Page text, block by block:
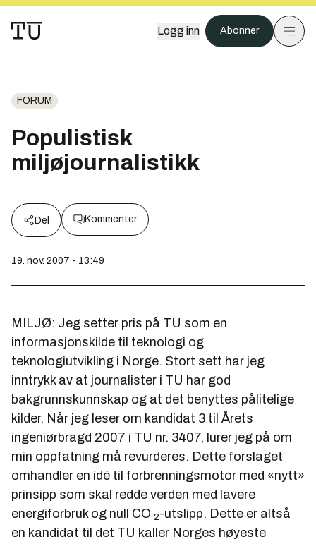
Logg inn Abonner
FORUM
Populistisk
miljøjournalistikk
Del Kommenter
19. nov. 2007 - 13:49
MILJØ: Jeg setter pris på TU som en
informasjonskilde til teknologi og
teknologiutvikling i Norge. Stort sett har jeg
inntrykk av at journalister i TU har god
bakgrunnskunnskap og at det benyttes pålitelige
kilder. Når jeg leser om kandidat 3 til Årets
ingeniørbragd 2007 i TU nr. 3407, lurer jeg på om
min oppfatning må revurderes. Dette forslaget
omhandler en idé til forbrenningsmotor med «nytt»
prinsipp som skal redde verden med lavere
energiforbruk og null CO 2-utslipp. Dette er altså
en kandidat til det TU kaller Norges høyeste